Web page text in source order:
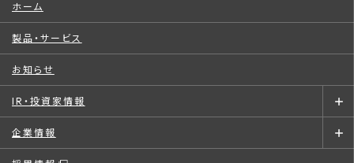
ホーム
製品・サービス
お知らせ
IR・投資家情報
企業情報